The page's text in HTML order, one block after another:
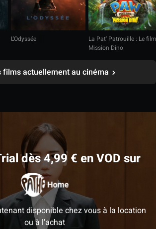
L'Odyssée
La Pat' Patrouille : Le film
Mission Dino
films actuellement au cinéma
dès 4,99 € en VOD sur
disponible chez vous à la location
ou à l’achat